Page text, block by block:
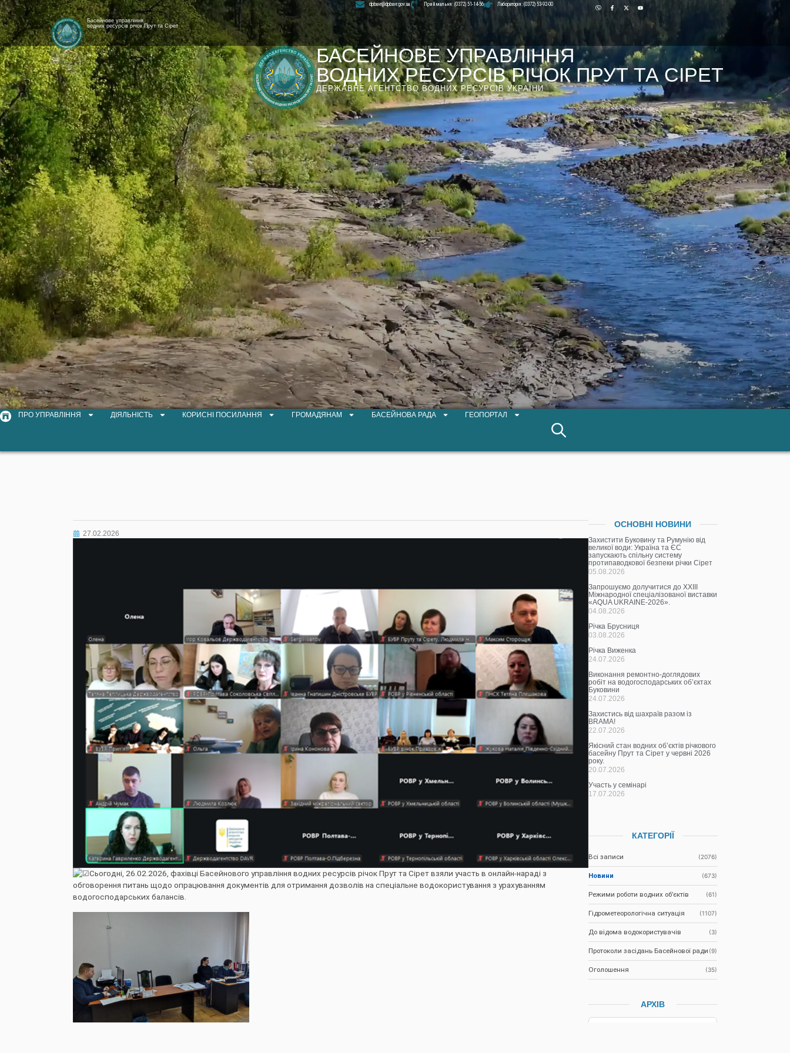
[newyear_garland]
Басейнове управління
водних ресурсів річок Прут та Сірет
Лабораторія: (0372) 53-92-00
dpbuvr@dpbuvr.gov.ua Приймальня: (0372) 51-14-56
БАСЕЙНОВЕ УПРАВЛІННЯ
ВОДНИХ РЕСУРСІВ РІЧОК ПРУТ ТА СІРЕТ
ДЕРЖАВНЕ АГЕНТСТВО ВОДНИХ РЕСУРСІВ УКРАЇНИ
ПРО УПРАВЛІННЯ ДІЯЛЬНІСТЬ КОРИСНІ ПОСИЛАННЯ ГРОМАДЯНАМ БАСЕЙНОВА РАДА ГЕОПОРТАЛ
27.02.2026
Сьогодні, 26.02.2026, фахівці Басейнового управління водних ресурсів річок Прут та Сірет взяли участь в онлайн-нараді з
обговорення питань щодо опрацювання документів для отримання дозволів на спеціальне водокористування з урахуванням
водогосподарських балансів.
ОСНОВНІ НОВИНИ
Захистити Буковину та Румунію від
великої води: Україна та ЄС
запускають спільну систему
протипаводкової безпеки річки Сірет
05.08.2026
Запрошуємо долучитися до ХХІІІ
Міжнародної спеціалізованої виставки
«AQUA UKRAINE-2026».
04.08.2026
Річка Брусниця
03.08.2026
Річка Виженка
24.07.2026
Виконання ремонтно-доглядових
робіт на водогосподарських об’єктах
Буковини
24.07.2026
Захистись від шахраїв разом із
BRAMA!
22.07.2026
Якісний стан водних об’єктів річкового
басейну Прут та Сірет у червні 2026
року.
20.07.2026
Участь у семінарі
17.07.2026
КАТЕГОРІЇ
Всі записи (2076)
Новини (673)
Режими роботи водних об’єктів (61)
Гідрометеорологічна ситуація (1107)
До відома водокористувачів (3)
Протоколи засідань Басейнової ради (9)
Оголошення (35)
АРХІВ